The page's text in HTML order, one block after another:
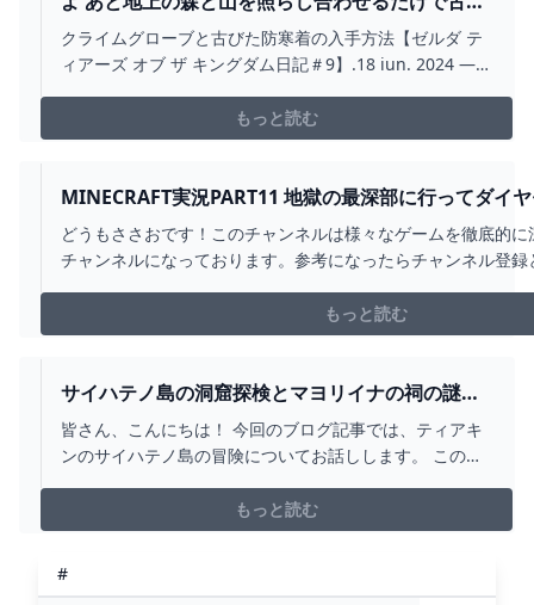
た地図全くいらねえわ.5 AUG. 2024 — 2024
クライムグローブと古びた防寒着の入手方法【ゼルダ テ
ィアーズ オブ ザ キングダム日記＃9】.18 iun. 2024 —
もっと読む
MINECRAFT実況PART11 地獄の最深部に行ってダイ
ットしてみた スケルトン強すぎる - YOUTUBE
どうもささおです！このチャンネルは様々なゲームを徹底的
チャンネルになっております。参考になったらチャンネル登
https://www.youtube.com/channel/もっと読む
サイハテノ島の洞窟探検とマヨリイナの祠の謎解
き【ティアキン攻略】 とあるゲームブログの軌跡
皆さん、こんにちは！ 今回のブログ記事では、ティアキ
ンのサイハテノ島の冒険についてお話しします。 この神
ており、その中にはマヨリイナの祠がひっそりと存在し
ています。 今日は、サイハテノ島への
もっと読む
#